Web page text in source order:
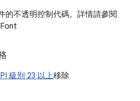
的不透明控制代碼。詳情請參閱
級別 23 以上移除